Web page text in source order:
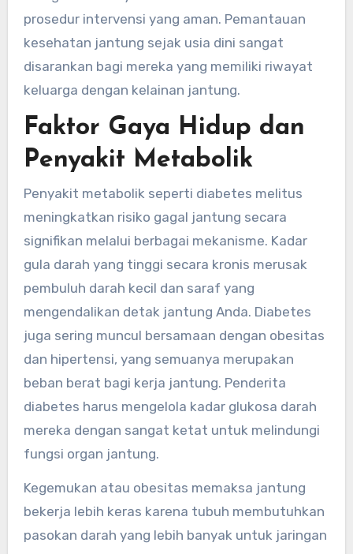
prosedur intervensi yang aman. Pemantauan
kesehatan jantung sejak usia dini sangat
disarankan bagi mereka yang memiliki riwayat
keluarga dengan kelainan jantung.
Faktor Gaya Hidup dan
Penyakit Metabolik
Penyakit metabolik seperti diabetes melitus
meningkatkan risiko gagal jantung secara
signifikan melalui berbagai mekanisme. Kadar
gula darah yang tinggi secara kronis merusak
pembuluh darah kecil dan saraf yang
mengendalikan detak jantung Anda. Diabetes
juga sering muncul bersamaan dengan obesitas
dan hipertensi, yang semuanya merupakan
beban berat bagi kerja jantung. Penderita
diabetes harus mengelola kadar glukosa darah
mereka dengan sangat ketat untuk melindungi
fungsi organ jantung.
Kegemukan atau obesitas memaksa jantung
bekerja lebih keras karena tubuh membutuhkan
pasokan darah yang lebih banyak untuk jaringan